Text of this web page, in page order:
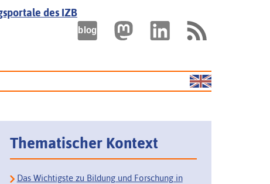
des IZB
Thematischer Kontext
Das Wichtigste zu Bildung und Forschung in